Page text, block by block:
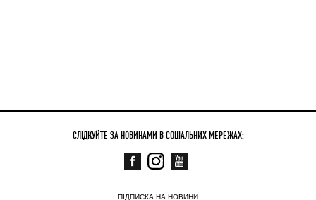
СЛІДКУЙТЕ ЗА НОВИНАМИ В СОЦІАЛЬНИХ МЕРЕЖАХ:
ПІДПИСКА НА НОВИНИ